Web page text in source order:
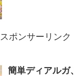
スポンサーリンク
簡単ディアルガ